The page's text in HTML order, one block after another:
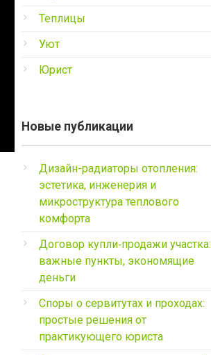
Теплицы
Уют
Юрист
Новые публикации
Дизайн-радиаторы отопления:
эстетика, инженерия и
микроструктура теплового
комфорта
Договор купли‑продажи участка:
важные пункты, экономящие
деньги
Споры о сервитутах и проходах:
простые решения от
практикующего юриста